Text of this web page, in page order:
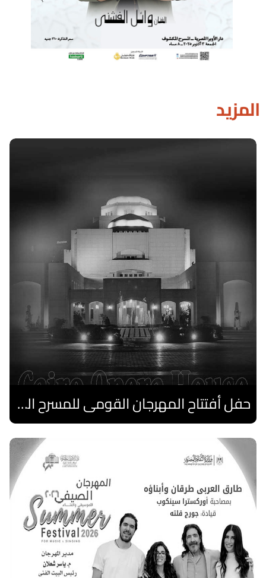
المزيد
حفل أفتتاح المهرجان القومى للمسرح الصرى